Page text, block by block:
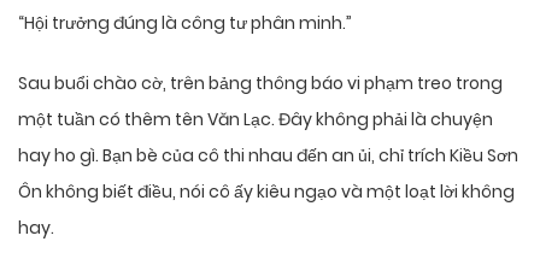
“Hội trưởng đúng là công tư phân minh.”
Sau buổi chào cờ, trên bảng thông báo vi phạm treo trong
một tuần có thêm tên Văn Lạc. Đây không phải là chuyện
hay ho gì. Bạn bè của cô thi nhau đến an ủi, chỉ trích Kiều Sơn
Ôn không biết điều, nói cô ấy kiêu ngạo và một loạt lời không
hay.